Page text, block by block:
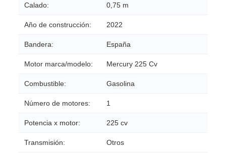
Calado: 0,75 m
Año de construcción: 2022
Bandera: España
Motor marca/modelo: Mercury 225 Cv
Combustible: Gasolina
Número de motores: 1
Potencia x motor: 225 cv
Transmisión: Otros